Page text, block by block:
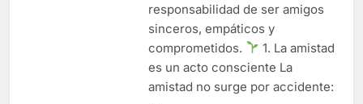
responsabilidad de ser amigos
sinceros, empáticos y
comprometidos.
1. La amistad
es un acto consciente La
amistad no surge por accidente: